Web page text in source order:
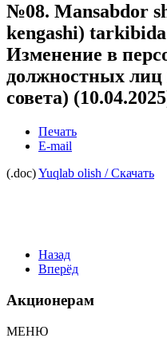
№08. Mansabdor
kengashi)
Изменение в
должностных лиц
совета)
Печать
E-mail
(.doc)Yuqlab olish / Скачать
Назад
Вперёд
Акционерам
МЕНЮ